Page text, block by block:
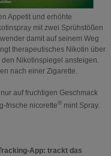
Appetit und erhöhte
mit zwei Sprühstößen
damit auf seinem Weg
therapeutisches Nikotin über
Nikotinspiegel ansteigen.
nach einer Zigarette.
auf fruchtigen Geschmack
frische nicorette®mint Spray.
App: trackt das